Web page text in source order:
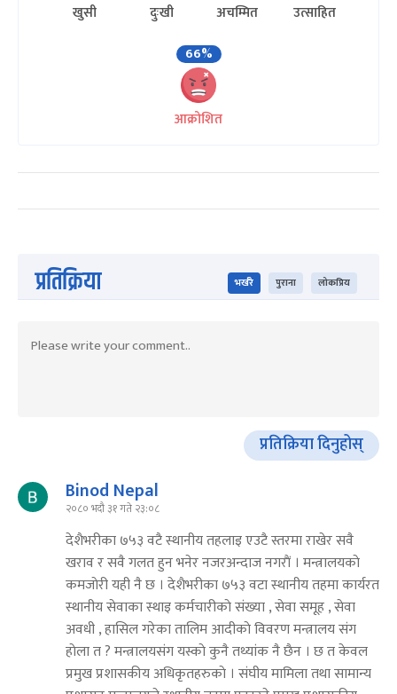
खुसी दुःखी अचम्मित
उत्साहित
66%
आक्रोशित
प्रतिक्रिया भर्खरै पुराना लोकप्रिय
प्रतिक्रिया दिनुहोस्
Binod Nepal
२०८० भदौ ३१ गते २३:०८
देशैभरीका ७५३ वटै स्थानीय तहलाइ एउटै स्तरमा राखेर सवै
खराव र सवै गलत हुन भनेर नजरअन्दाज नगराैं । मन्त्रालयकाे
कमजाेरी यही नै छ । देशैभरीका ७५३ वटा स्थानीय तहमा कार्यरत
स्थानीय सेवाका स्थाइ कर्मचारीकाे संख्या , सेवा समूह , सेवा
अवधी , हासिल गरेका तालिम आदीकाे विवरण मन्त्रालय संग
हाेला त ? मन्त्रालयसंग यस्काे कुनै तथ्यांक नै छैन । छ त केवल
प्रमुख प्रशासकीय अधिकृतहरुकाे । संघीय मामिला तथा सामान्य